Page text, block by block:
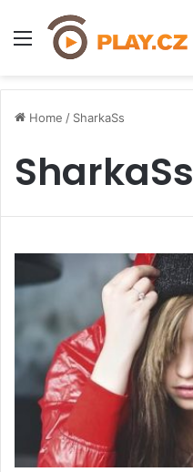
Menu
Home / SharkaSs
SharkaSs